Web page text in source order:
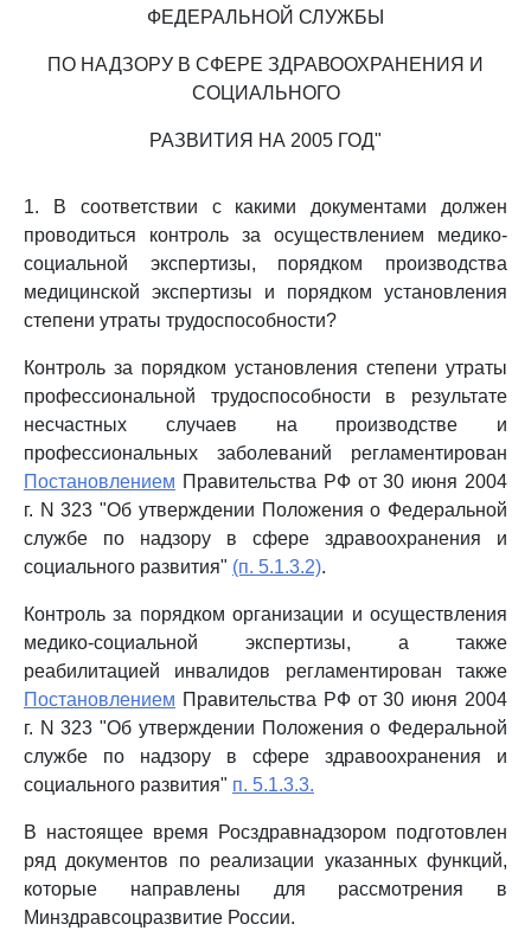
ФЕДЕРАЛЬНОЙ СЛУЖБЫ
ПО НАДЗОРУ В СФЕРЕ ЗДРАВООХРАНЕНИЯ И
СОЦИАЛЬНОГО
РАЗВИТИЯ НА 2005 ГОД"
1. В соответствии с какими документами должен
проводиться контроль за осуществлением медико-
социальной экспертизы, порядком производства
медицинской экспертизы и порядком установления
степени утраты трудоспособности?
Контроль за порядком установления степени утраты
профессиональной трудоспособности в результате
несчастных случаев на производстве и
профессиональных заболеваний регламентирован
Постановлением Правительства РФ от 30 июня 2004
г. N 323 "Об утверждении Положения о Федеральной
службе по надзору в сфере здравоохранения и
социального развития" (п. 5.1.3.2).
Контроль за порядком организации и осуществления
медико-социальной экспертизы, а также
реабилитацией инвалидов регламентирован также
Постановлением Правительства РФ от 30 июня 2004
г. N 323 "Об утверждении Положения о Федеральной
службе по надзору в сфере здравоохранения и
социального развития" п. 5.1.3.3.
В настоящее время Росздравнадзором подготовлен
ряд документов по реализации указанных функций,
которые направлены для рассмотрения в
Минздравсоцразвитие России.